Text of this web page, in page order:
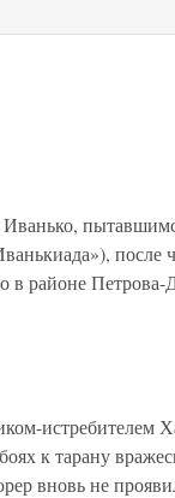
в районе Петрова-
истребителем
к тарану
вновь не